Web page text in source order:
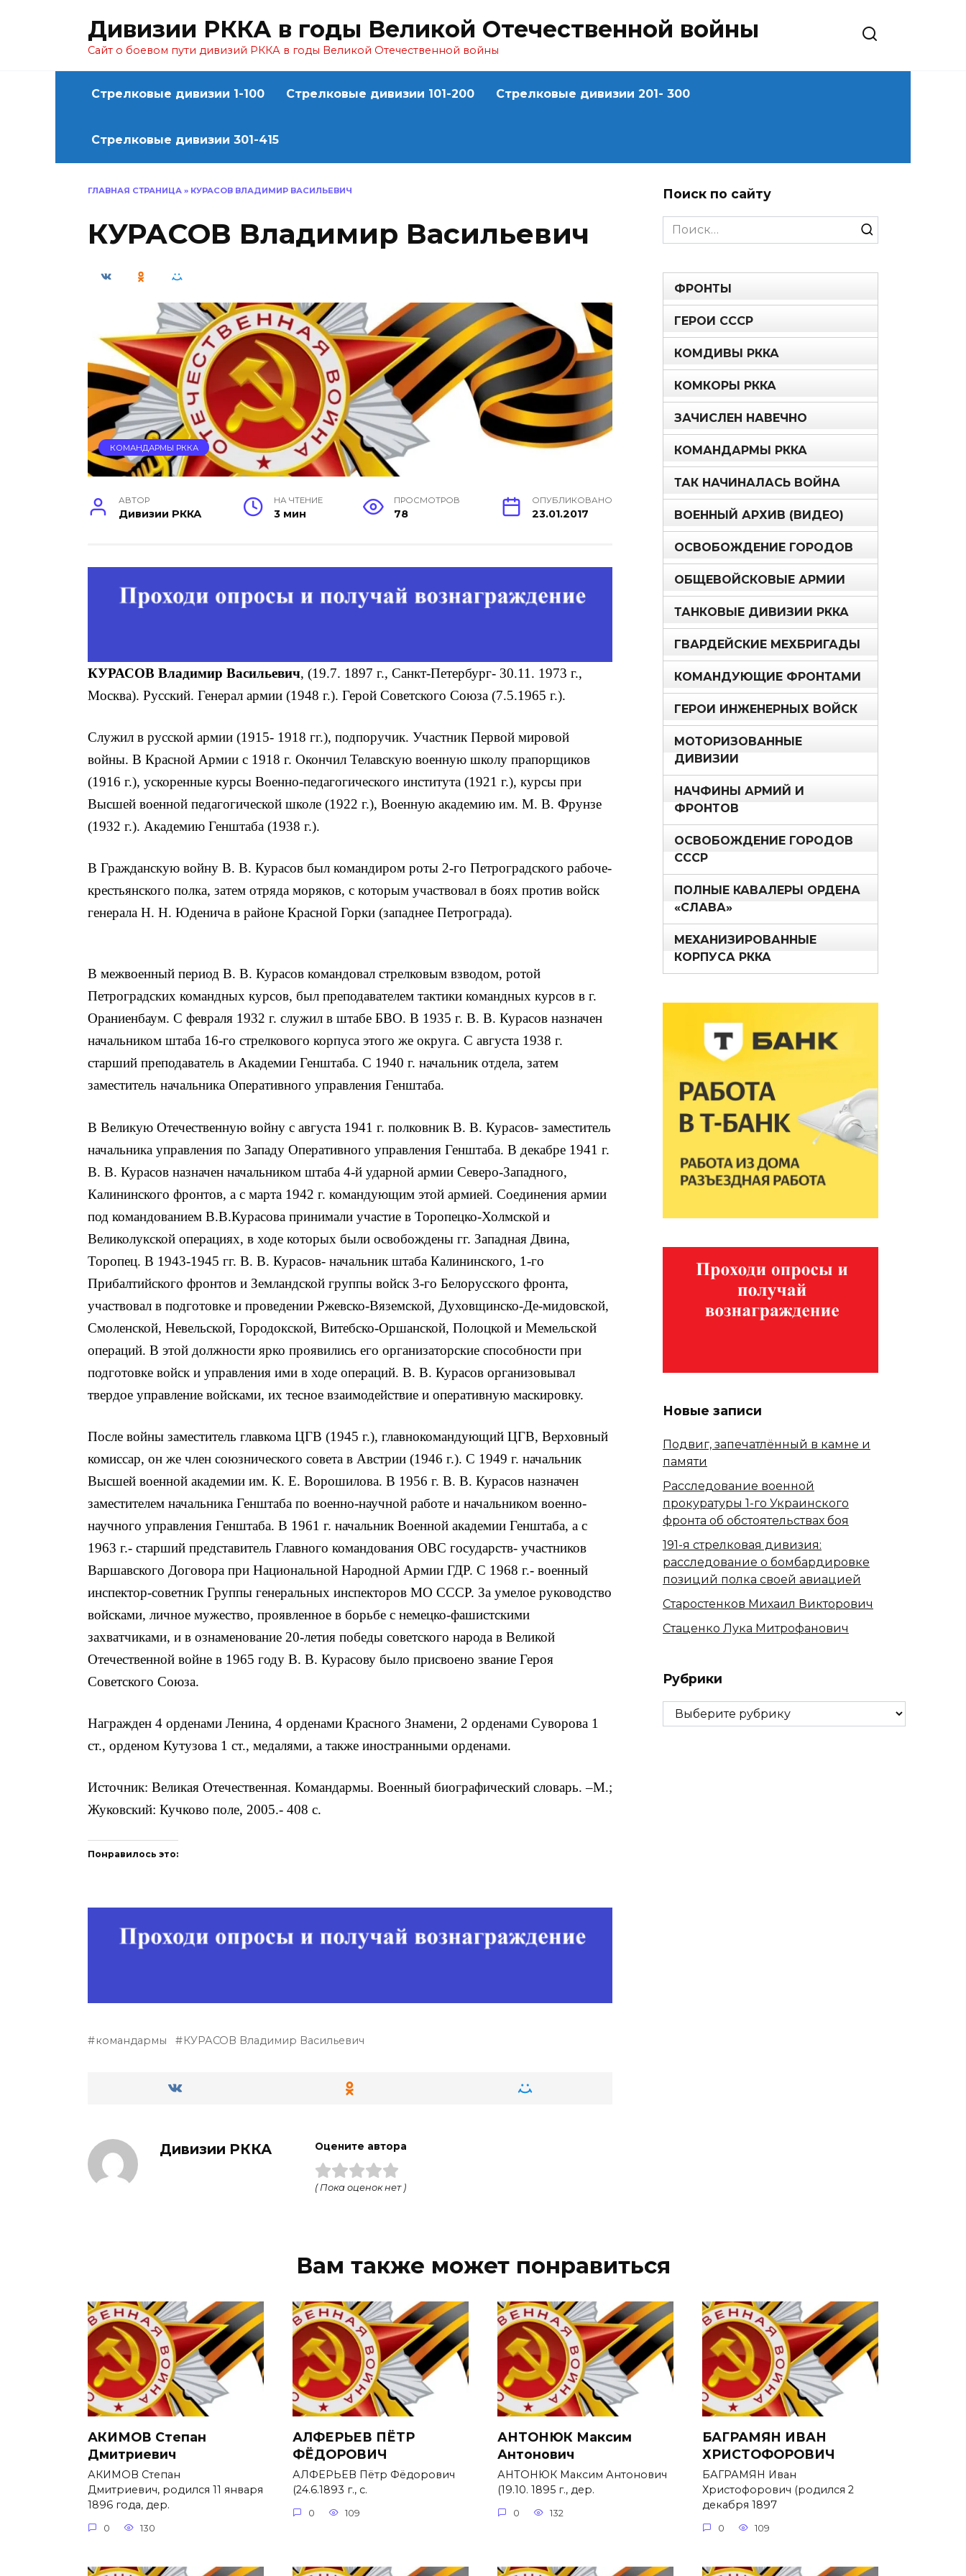
Дивизии РККА в годы Великой Отечественной войны
Сайт о боевом пути дивизий РККА в годы Великой Отечественной войны
Стрелковые дивизии 1-100 Стрелковые дивизии 101-200 Стрелковые дивизии 201- 300
Стрелковые дивизии 301-415
ГЛАВНАЯ СТРАНИЦА » КУРАСОВ ВЛАДИМИР ВАСИЛЬЕВИЧ
КУРАСОВ Владимир Васильевич
КОМАНДАРМЫ РККА
АВТОР
Дивизии РККА
НА ЧТЕНИЕ
3 мин
ПРОСМОТРОВ
78
ОПУБЛИКОВАНО
23.01.2017
КУРАСОВ Владимир Васильевич, (19.7. 1897 г., Санкт-Петербург- 30.11. 1973 г.,
Москва). Русский. Генерал армии (1948 г.). Герой Советского Союза (7.5.1965 г.).
Служил в русской армии (1915- 1918 гг.), подпоручик. Участник Первой мировой
войны. В Красной Армии с 1918 г. Окончил Телавскую военную школу прапорщиков
(1916 г.), ускоренные курсы Военно-педагогического института (1921 г.), курсы при
Высшей военной педагогической школе (1922 г.), Военную академию им. М. В. Фрунзе
(1932 г.). Академию Генштаба (1938 г.).
В Гражданскую войну В. В. Курасов был командиром роты 2-го Петроградского рабоче-
крестьянского полка, затем отряда моряков, с которым участвовал в боях против войск
генерала H. H. Юденича в районе Красной Горки (западнее Петрограда).
В межвоенный период В. В. Курасов командовал стрелковым взводом, ротой
Петроградских командных курсов, был преподавателем тактики командных курсов в г.
Ораниенбаум. С февраля 1932 г. служил в штабе БВО. В 1935 г. В. В. Курасов назначен
начальником штаба 16-го стрелкового корпуса этого же округа. С августа 1938 г.
старший преподаватель в Академии Генштаба. С 1940 г. начальник отдела, затем
заместитель начальника Оперативного управления Генштаба.
В Великую Отечественную войну с августа 1941 г. полковник В. В. Курасов- заместитель
начальника управления по Западу Оперативного управления Генштаба. В декабре 1941 г.
В. В. Курасов назначен начальником штаба 4-й ударной армии Северо-Западного,
Калининского фронтов, а с марта 1942 г. командующим этой армией. Соединения армии
под командованием В.В.Курасова принимали участие в Торопецко-Холмской и
Великолукской операциях, в ходе которых были освобождены гг. Западная Двина,
Торопец. В 1943-1945 гг. В. В. Курасов- начальник штаба Калининского, 1-го
Прибалтийского фронтов и Земландской группы войск 3-го Белорусского фронта,
участвовал в подготовке и проведении Ржевско-Вяземской, Духовщинско-Де-мидовской,
Смоленской, Невельской, Городокской, Витебско-Оршанской, Полоцкой и Мемельской
операций. В этой должности ярко проявились его организаторские способности при
подготовке войск и управления ими в ходе операций. В. В. Курасов организовывал
твердое управление войсками, их тесное взаимодействие и оперативную маскировку.
После войны заместитель главкома ЦГВ (1945 г.), главнокомандующий ЦГВ, Верховный
комиссар, он же член союзнического совета в Австрии (1946 г.). С 1949 г. начальник
Высшей военной академии им. К. Е. Ворошилова. В 1956 г. В. В. Курасов назначен
заместителем начальника Генштаба по военно-научной работе и начальником военно-
научного управления Генштаба. В 1961 г. начальник Военной академии Генштаба, а с
1963 г.- старший представитель Главного командования ОВС государств- участников
Варшавского Договора при Национальной Народной Армии ГДР. С 1968 г.- военный
инспектор-советник Группы генеральных инспекторов МО СССР. За умелое руководство
войсками, личное мужество, проявленное в борьбе с немецко-фашистскими
захватчиками, и в ознаменование 20-летия победы советского народа в Великой
Отечественной войне в 1965 году В. В. Курасову было присвоено звание Героя
Советского Союза.
Награжден 4 орденами Ленина, 4 орденами Красного Знамени, 2 орденами Суворова 1
ст., орденом Кутузова 1 ст., медалями, а также иностранными орденами.
Источник: Великая Отечественная. Командармы. Военный биографический словарь. –М.;
Жуковский: Кучково поле, 2005.- 408 с.
Понравилось это:
командармы КУРАСОВ Владимир Васильевич
Дивизии РККА Оцените автора
( Пока оценок нет )
Поиск по сайту
Search
for:
ФРОНТЫ
ГЕРОИ СССР
КОМДИВЫ РККА
КОМКОРЫ РККА
ЗАЧИСЛЕН НАВЕЧНО
КОМАНДАРМЫ РККА
ТАК НАЧИНАЛАСЬ ВОЙНА
ВОЕННЫЙ АРХИВ (ВИДЕО)
ОСВОБОЖДЕНИЕ ГОРОДОВ
ОБЩЕВОЙСКОВЫЕ АРМИИ
ТАНКОВЫЕ ДИВИЗИИ РККА
ГВАРДЕЙСКИЕ МЕХБРИГАДЫ
КОМАНДУЮЩИЕ ФРОНТАМИ
ГЕРОИ ИНЖЕНЕРНЫХ ВОЙСК
МОТОРИЗОВАННЫЕ
ДИВИЗИИ
НАЧФИНЫ АРМИЙ И
ФРОНТОВ
ОСВОБОЖДЕНИЕ ГОРОДОВ
СССР
ПОЛНЫЕ КАВАЛЕРЫ ОРДЕНА
«СЛАВА»
МЕХАНИЗИРОВАННЫЕ
КОРПУСА РККА
Новые записи
Подвиг, запечатлённый в камне и
памяти
Расследование военной
прокуратуры 1-го Украинского
фронта об обстоятельствах боя
191-я стрелковая дивизия:
расследование о бомбардировке
позиций полка своей авиацией
Старостенков Михаил Викторович
Стаценко Лука Митрофанович
Рубрики
Рубрики
Вам также может понравиться
АКИМОВ Степан
Дмитриевич
АКИМОВ Степан
Дмитриевич, родился 11 января
1896 года, дер.
0 130
АЛФЕРЬЕВ ПЁТР
ФЁДОРОВИЧ
АЛФЕРЬЕВ Пётр Фёдорович
(24.6.1893 г., с.
0 109
АНТОНЮК Максим
Антонович
АНТОНЮК Максим Антонович
(19.10. 1895 г., дер.
0 132
БАГРАМЯН ИВАН
ХРИСТОФОРОВИЧ
БАГРАМЯН Иван
Христофорович (родился 2
декабря 1897
0 109